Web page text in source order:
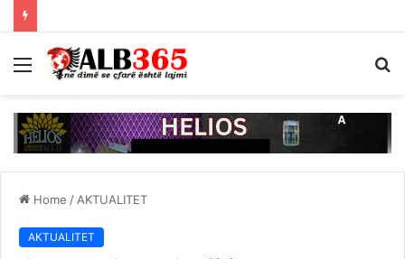
Menu
Home / AKTUALITET
AKTUALITET